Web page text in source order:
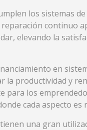
los sistemas
continuo
elevando la
en
la productividad y
para los
cada aspecto es
una gran